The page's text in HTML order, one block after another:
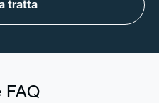
tratta
FAQ